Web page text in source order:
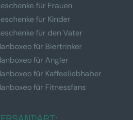
für Frauen
für Kinder
für den Vater
für Biertrinker
für Angler
für Kaffeeliebhaber
für Fitnessfans